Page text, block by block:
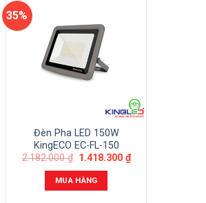
35%
Đèn Pha LED 150W
KingECO EC-FL-150
2.182.000₫ 1.418.300 ₫
MUA HÀNG